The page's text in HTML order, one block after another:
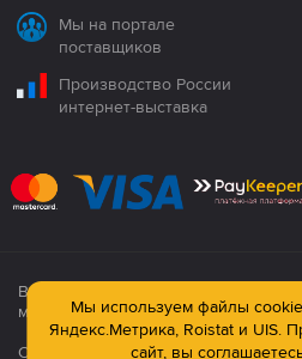
Мы на портале
поставщиков
Производство России
интернет-выставка
Все продукция сертифицирована.
материалов сайта строго
Официальный сайт компании: ©
Мы используем файлы
Яндекс.Метрика, Roistat и UIS.
сайт, вы